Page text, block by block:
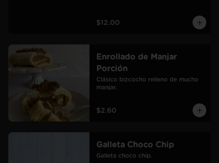
60 galletas pequeñas.
$12.00
Enrollado de Manjar
Porción
Clásico bizcocho relleno de mucho
manjar.
$2.60
Galleta Choco Chip
Galleta choco chip.